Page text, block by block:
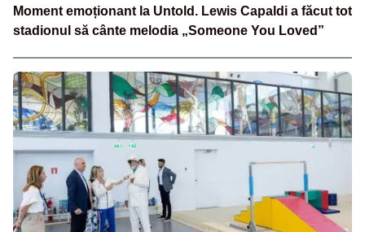
Moment emoționant la Untold. Lewis Capaldi a făcut tot
stadionul să cânte melodia „Someone You Loved”